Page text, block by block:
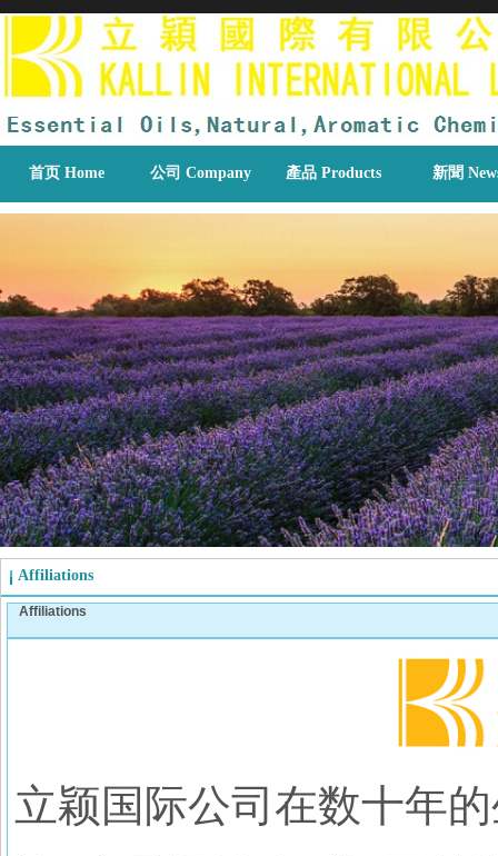
首页 Home 公司 Company 產品 Products 新聞
Affiliations
Affiliations
立颖国际公司在数十年